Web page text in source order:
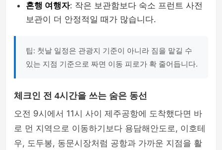
혼행 여행자: 작은 보관함보다 숙소 프런트 사전
보관이 더 안정적일 때가 많습니다.
팁: 첫날 일정은 관광지 기준이 아니라 짐을 맡길 수
있는 지점 기준으로 짜면 이동 피로가 확 줄어듭니다.
체크인 전 4시간을 쓰는 숨은 동선
오전 9시에서 11시 사이 제주공항에 도착했다면 바
로 먼 지역으로 이동하기보다 용담해안도로, 이호테
우, 도두봉, 동문시장처럼 공항과 가까운 지점을 활